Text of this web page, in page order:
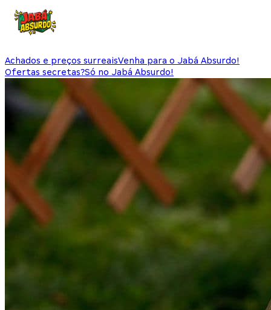
Achados e preços surreaisVenha para o Jabá Absurdo!
Ofertas secretas?Só no Jabá Absurdo!